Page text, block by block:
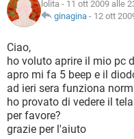
HARDWARE
INSTAGRAM
TIKTOK
HARDWARE
iOS
INSTAGRAM
TIKTOK
HARDWARE
COVID-19
INTRATTENIMENTO
iOS
INSTAGRAM
TIKTOK
HARDWARE
GLOSSARIO
COVID-19
INTRATTENIMENTO
iOS
INSTAGRAM
TIKTOK
lolita - 11 ott 2009 alle
ginagina - 12 ott
Ciao,
ho voluto aprire il mio pc
apro mi fa 5 beep e il
ad ieri sera funziona
ho provato di vedere il
per favore?
grazie per l'aiuto